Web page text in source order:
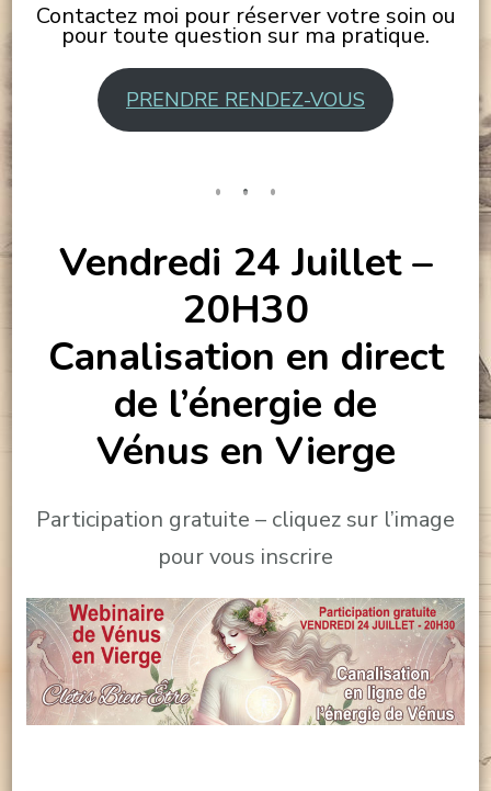
Contactez moi pour réserver votre soin ou
pour toute question sur ma pratique.
PRENDRE RENDEZ-VOUS
Vendredi 24 Juillet –
20H30
Canalisation en direct
de l’énergie de
Vénus en Vierge
Participation gratuite – cliquez sur l’image
pour vous inscrire